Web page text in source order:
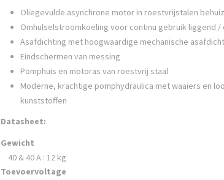
Oliegevulde asynchrone motor in roestvrijstalen
Omhulselstroomkoeling voor continu gebruik liggend /
Asafdichting met hoogwaardige mechanische
Eindschermen van messing
Pomphuis en motoras van roestvrij staal
Moderne, krachtige pomphydraulica met waaiers en
kunststoffen
Datasheet:
Gewicht
40 & 40 A : 12 kg
Toevoervoltage